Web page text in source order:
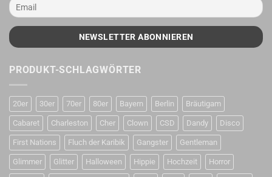
PRODUKT-SCHLAGWÖRTER
20er 30er 70er 80er Bayern Berlin Bräutigam
Cabaret Charleston Cher Clown CSD Dandy Disco
First Nations Fluch der Karibik Gangster Gentleman
Glimmer Glitter Halloween Hippie Hochzeit Horror